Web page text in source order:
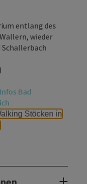
entlang des
wieder
Bad
Stöcken in